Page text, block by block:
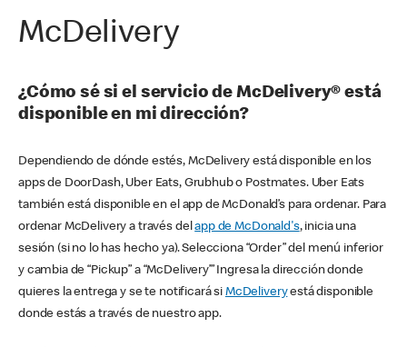
McDelivery
¿Cómo sé si el servicio de McDelivery® está
disponible en mi dirección?
Dependiendo de dónde estés, McDelivery está disponible en los
apps de DoorDash, Uber Eats, Grubhub o Postmates. Uber Eats
también está disponible en el app de McDonald’s para ordenar. Para
ordenar McDelivery a través delapp de McDonald's, inicia una
sesión (si no lo has hecho ya). Selecciona “Order” del menú inferior
y cambia de “Pickup” a “McDelivery’” Ingresa la dirección donde
quieres la entrega y se te notificará si McDeliveryestá disponible
donde estás a través de nuestro app.